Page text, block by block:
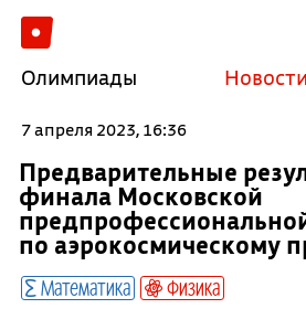
Олимпиады Новости
7 апреля 2023, 16:36
Предварительные
финала Московской
по аэрокосмическому
Математика Физика